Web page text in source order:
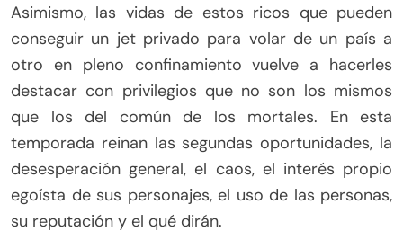
Asimismo, las vidas de estos ricos que pueden
conseguir un jet privado para volar de un país a
otro en pleno confinamiento vuelve a hacerles
destacar con privilegios que no son los mismos
que los del común de los mortales. En esta
temporada reinan las segundas oportunidades, la
desesperación general, el caos, el interés propio
egoísta de sus personajes, el uso de las personas,
su reputación y el qué dirán.